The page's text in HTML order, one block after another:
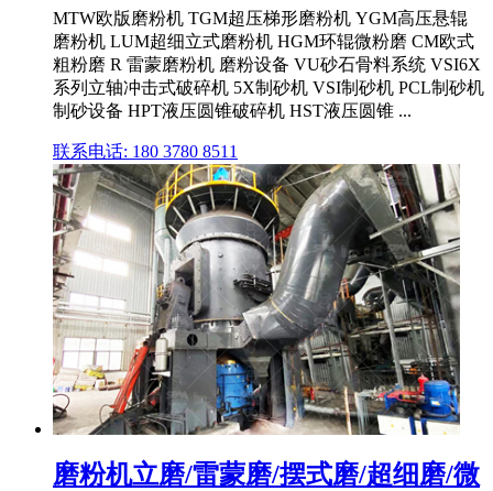
MTW欧版磨粉机 TGM超压梯形磨粉机 YGM高压悬辊
磨粉机 LUM超细立式磨粉机 HGM环辊微粉磨 CM欧式
粗粉磨 R 雷蒙磨粉机 磨粉设备 VU砂石骨料系统 VSI6X
系列立轴冲击式破碎机 5X制砂机 VSI制砂机 PCL制砂机
制砂设备 HPT液压圆锥破碎机 HST液压圆锥 ...
联系电话: 180 3780 8511
磨粉机立磨/雷蒙磨/摆式磨/超细磨/微